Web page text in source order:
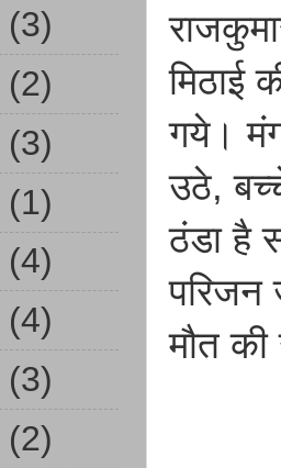
मिठाई
गये।
उठे,
ठंडा है
परिजन
मौत
(3)
(2)
(3)
(1)
(4)
(4)
(3)
(2)